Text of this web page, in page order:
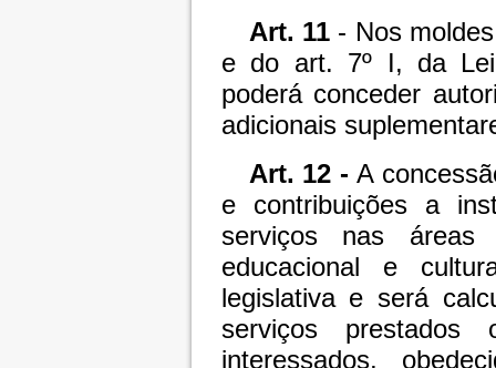
Art. 11- Nos moldes
e do art. 7º I, da Lei
poderá conceder
adicionais
Art. 12 - A
e contribuições a
serviços nas áreas
educacional e
legislativa e será
serviços
interessados,